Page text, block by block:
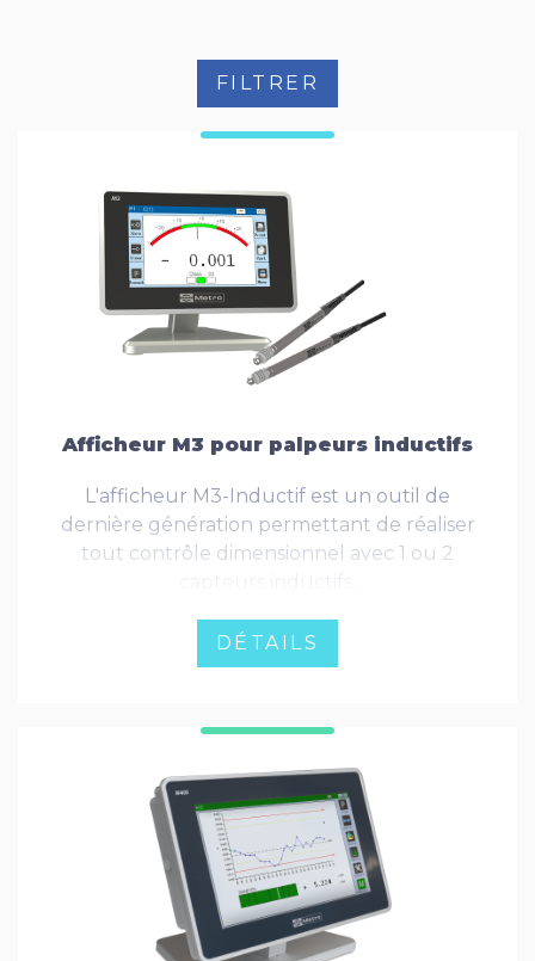
FILTRER
Afficheur M3 pour palpeurs inductifs
L'afficheur M3-Inductif est un outil de
dernière génération permettant de réaliser
tout contrôle dimensionnel avec 1 ou 2
DÉTAILS